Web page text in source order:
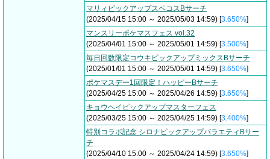
マリィピックアップスペコスBサーチ
(2025/04/15 15:00 ～ 2025/05/03 14:59) [3.650%]
マンスリーポケマスフェス vol.32
(2025/04/01 15:00 ～ 2025/05/01 14:59) [3.500%]
毎日回数限定コウキピックアップミックスBサーチ
(2025/01/01 15:00 ～ 2025/05/01 14:59) [3.650%]
ポケマスデー1回限定！ハッピーBサーチ
(2025/04/25 15:00 ～ 2025/04/26 14:59) [3.650%]
キョウヘイピックアップマスターフェス
(2025/03/25 15:00 ～ 2025/04/25 14:59) [3.400%]
特別コラボ記念 シロナピックアップバラエティBサー
チ
(2025/04/10 15:00 ～ 2025/04/24 14:59) [3.650%]